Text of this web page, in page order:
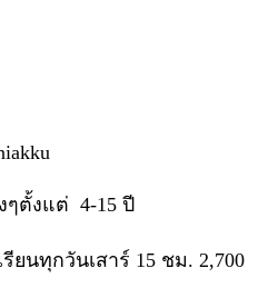
ตั้งแต่ 4-15 ปี
ยนทุกวันเสาร์ 15 ชม. 2,700